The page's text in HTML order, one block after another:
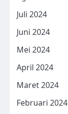
Juli 2024
Juni 2024
Mei 2024
April 2024
Maret 2024
Februari 2024